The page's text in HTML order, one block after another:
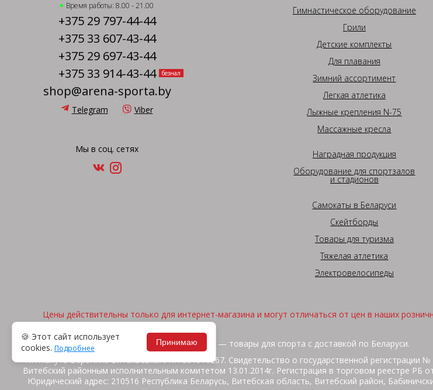
Время работы: 8.00 - 21.00
+375 29 797-44-44
+375 33 607-43-44
+375 29 697-43-44
+375 33 914-43-44
безнал
shop@arena-sporta.by
Telegram Viber
Мы в соц. сетях
Гимнастическое оборудование
Грили
Детские комплекты
Для плавания
Зимний ассортимент
Легкая атлетика
Лыжные крепления N-75
Массажные кресла
Наградная продукция
Оборудование для спортзалов
и стадионов
Самокаты в Беларуси
Скейтборды
Товары для туризма
Тяжелая атлетика
Электровелосипеды
Цены действительны только для интернет-магазина и могут отличаться от цен в наших
2026, © "Арена спорта" — товары для спорта с доставкой по Беларуси.
ИП Жакуть Вероника Витальевна. УНП 391316267. Свидетельство о государственной регистрации
Витебский районным исполнительным комитетом 13.01.2014г. Регистрация в торговом реестре РБ
Юридический адрес: 210516 Республика Беларусь, Витебская область, Витебский район,
🍪 Этот сайт использует
cookies. Подробнее
Принимаю